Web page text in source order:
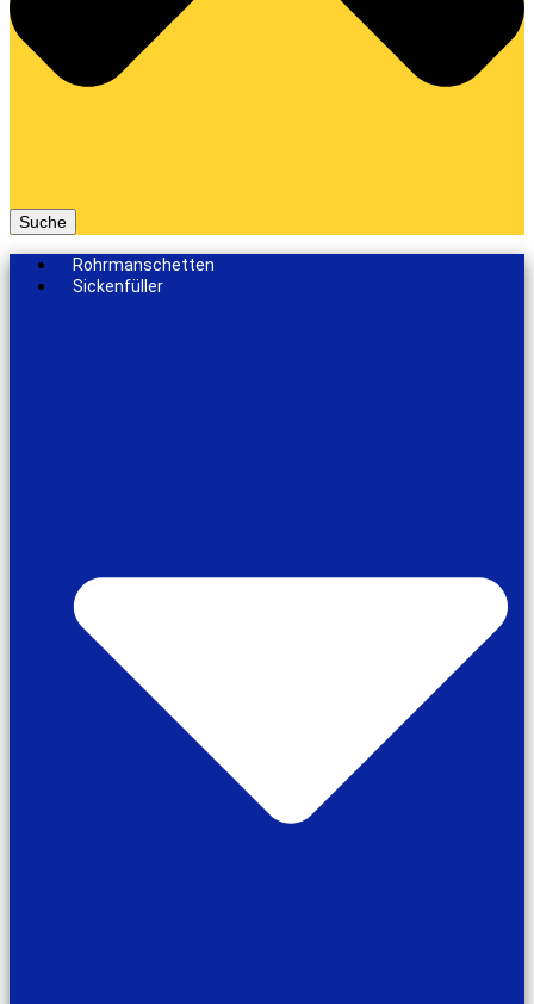
Suche
Rohrmanschetten
Sickenfüller